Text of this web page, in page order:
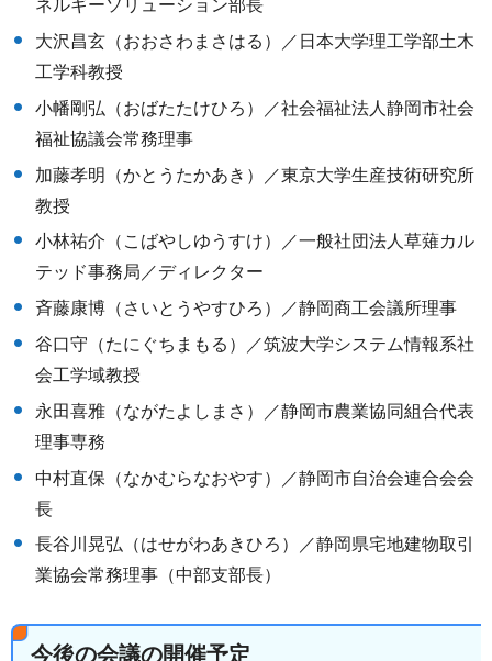
ネルギーソリューション部長
大沢昌玄（おおさわまさはる）／日本大学理工学部土木
工学科教授
小幡剛弘（おばたたけひろ）／社会福祉法人静岡市社会
福祉協議会常務理事
加藤孝明（かとうたかあき）／東京大学生産技術研究所
教授
小林祐介（こばやしゆうすけ）／一般社団法人草薙カル
テッド事務局／ディレクター
斉藤康博（さいとうやすひろ）／静岡商工会議所理事
谷口守（たにぐちまもる）／筑波大学システム情報系社
会工学域教授
永田喜雅（ながたよしまさ）／静岡市農業協同組合代表
理事専務
中村直保（なかむらなおやす）／静岡市自治会連合会会
長
長谷川晃弘（はせがわあきひろ）／静岡県宅地建物取引
業協会常務理事（中部支部長）
今後の会議の開催予定